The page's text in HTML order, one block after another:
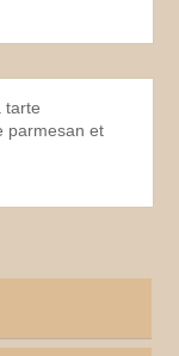
tarte
parmesan et